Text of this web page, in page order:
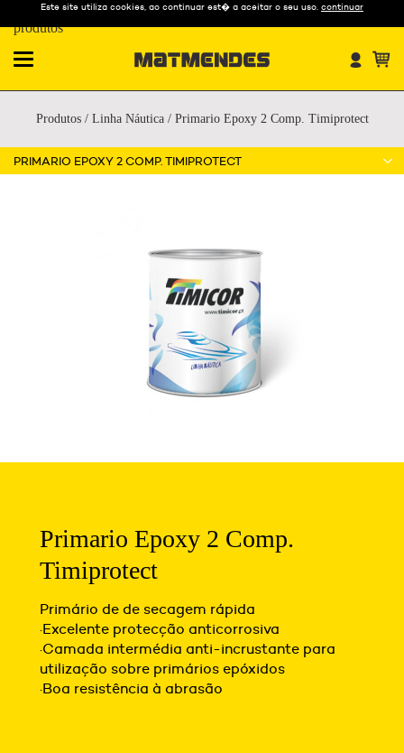
Este site utiliza cookies, ao continuar est� a aceitar o seu uso. continuar
Nossos
produtos
Produtos/ Linha Náutica/ Primario Epoxy 2 Comp. Timiprotect
PRIMARIO EPOXY 2 COMP. TIMIPROTECT
Primario Epoxy 2 Comp.
Timiprotect
Primário de de secagem rápida
·Excelente protecção anticorrosiva
·Camada intermédia anti-incrustante para
utilização sobre primários epóxidos
·Boa resistência à abrasão